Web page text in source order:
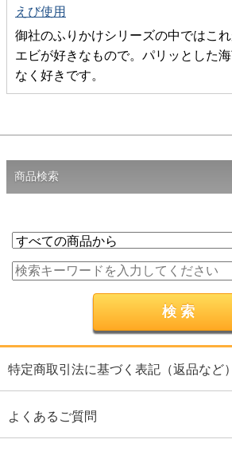
えび使用
御社のふりかけシリーズの中ではこれ
エビが好きなもので。パリッとした
なく好きです。
商品検索
特定商取引法に基づく表記（返品など）
よくあるご質問